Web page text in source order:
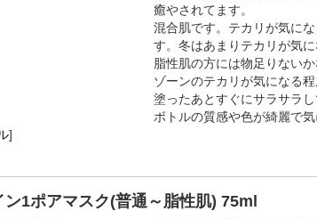
癒やされてます。
混合肌です。テカリが気に
す。冬はあまりテカリが気に
脂性肌の方には物足りない
ゾーンのテカリが気になる
塗ったあとすぐにサラサラ
ボトルの質感や色が綺麗で
]
1ポアマスク(普通～脂性肌) 75ml